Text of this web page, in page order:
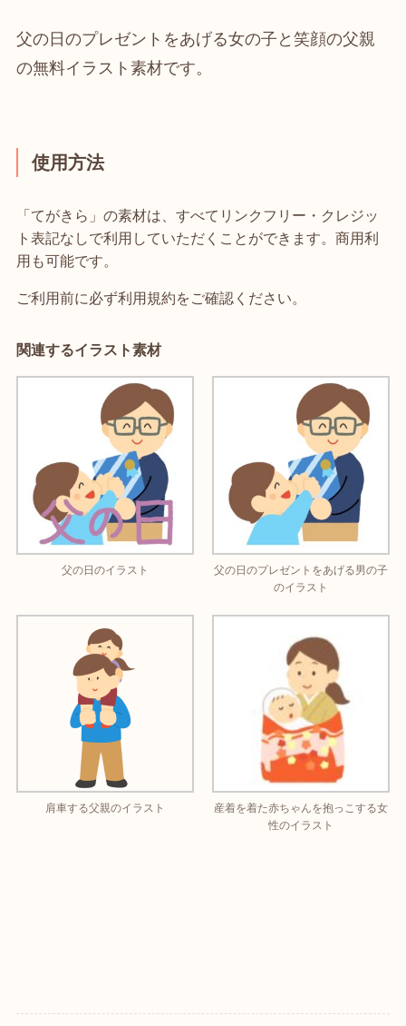
父の日のプレゼントをあげる女の子と笑顔の父親
の無料イラスト素材です。
使用方法
「てがきら」の素材は、すべてリンクフリー・クレジッ
ト表記なしで利用していただくことができます。商用利
用も可能です。
ご利用前に必ず利用規約をご確認ください。
関連するイラスト素材
父の日のイラスト
父の日のプレゼントをあげる男の子
のイラスト
肩車する父親のイラスト
産着を着た赤ちゃんを抱っこする女
性のイラスト